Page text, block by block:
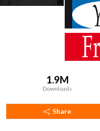
1.9M
Downloads
Share